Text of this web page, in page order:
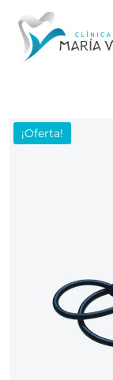
¡Oferta!